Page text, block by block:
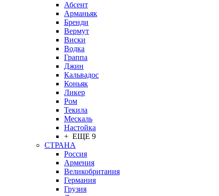
Абсент
Арманьяк
Бренди
Вермут
Виски
Водка
Граппа
Джин
Кальвадос
Коньяк
Ликер
Ром
Текила
Мескаль
Настойка
+ ЕЩЕ 9
СТРАНА
Россия
Армения
Великобритания
Германия
Грузия